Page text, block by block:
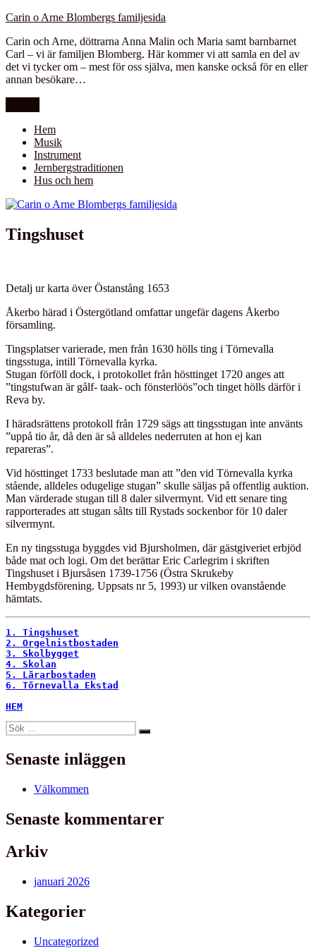
Hoppa
innehåll
Carin o Arne Blombergs familjesida
Carin och Arne, döttrarna Anna Malin och Maria samt barnbarnet
Carl – vi är familjen Blomberg. Här kommer vi att samla en del av
det vi tycker om – mest för oss själva, men kanske också för en eller
annan besökare…
Hem
Musik
Instrument
Jernbergstraditionen
Hus och hem
Tingshuset
Detalj ur karta över Östanstång 1653
Åkerbo härad i Östergötland omfattar ungefär dagens Åkerbo
församling.
Tingsplatser varierade, men från 1630 hölls ting i Törnevalla
tingsstuga, intill Törnevalla kyrka.
Stugan förföll dock, i protokollet från hösttinget 1720 anges att
”tingstufwan är gålf- taak- och fönsterlöös”och tinget hölls därför i
Reva by.
I häradsrättens protokoll från 1729 sägs att tingsstugan inte använts
”uppå tio år, då den är så alldeles nederruten at hon ej kan
repareras”.
Vid hösttinget 1733 beslutade man att ”den vid Törnevalla kyrka
stående, alldeles odugelige stugan” skulle säljas på offentlig auktion.
Man värderade stugan till 8 daler silvermynt. Vid ett senare ting
rapporterades att stugan sålts till Rystads sockenbor för 10 daler
silvermynt.
En ny tingsstuga byggdes vid Bjursholmen, där gästgiveriet erbjöd
både mat och logi. Om det berättar Eric Carlegrim i skriften
Tingshuset i Bjursåsen 1739-1756 (Östra Skrukeby
Hembygdsförening. Uppsats nr 5, 1993) ur vilken ovanstående
hämtats.
1. Tingshuset
2. Orgelnistbostaden
3. Skolbygget
4. Skolan
5. Lärarbostaden
6. Törnevalla Ekstad
HEM
Sök
efter:
Sök
Senaste inläggen
Välkommen
Senaste kommentarer
Arkiv
januari 2026
Kategorier
Uncategorized